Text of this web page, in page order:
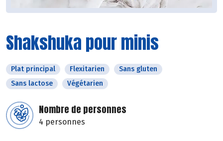
Shakshuka pour minis
Plat principal Flexitarien
Sans gluten
Sans lactose
Végétarien
Nombre de personnes
4 personnes